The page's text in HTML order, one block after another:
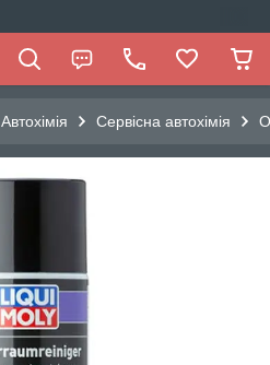
Автохімія Сервісна автохімія